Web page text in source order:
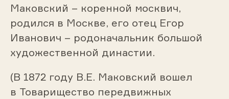
1873)
Маковский – коренной москвич,
родился в Москве, его отец Егор
Иванович – родоначальник большой
художественной династии.
(В 1872 году В.Е. Маковский вошел
в Товарищество передвижных